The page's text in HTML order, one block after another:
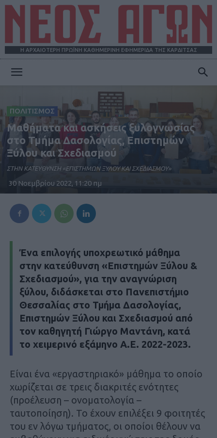
Η ΑΡΧΑΙΟΤΕΡΗ ΠΡΩΪΝΗ ΚΑΘΗΜΕΡΙΝΗ ΕΦΗΜΕΡΙΔΑ ΤΗΣ ΚΑΡΔΙΤΣΑΣ
ΑΓΩΝ
ΠΟΛΙΤΙΣΜΟΣ
Μαθήματα και ασκήσεις ξυλογνωσίας
στο Τμήμα Δασολογίας, Επιστημών
Ξύλου και Σχεδιασμού
ΣΤΗΝ ΚΑΤΕΥΘΥΝΣΗ «ΕΠΙΣΤΗΜΩΝ ΞΥΛΟΥ ΚΑΙ ΣΧΕΔΙΑΣΜΟΥ»
30 Νοεμβρίου 2022, 11:20 πμ
Ένα επιλογής υποχρεωτικό μάθημα
στην κατεύθυνση «Επιστημών Ξύλου &
Σχεδιασμού», για την αναγνώριση
ξύλου, διδάσκεται στο Πανεπιστήμιο
Θεσσαλίας στο Τμήμα Δασολογίας,
Επιστημών Ξύλου και Σχεδιασμού από
τον καθηγητή Γιώργο Μαντάνη, κατά
το χειμερινό εξάμηνο Α.Ε. 2022-2023.
Είναι ένα «εργαστηριακό» μάθημα το οποίο
χωρίζεται σε τρεις διακριτές ενότητες
(προέλευση – ονοματολογία –
ταυτοποίηση). Το έχουν επιλέξει 9 φοιτητές
του εν λόγω τμήματος, οι οποίοι θέλουν να